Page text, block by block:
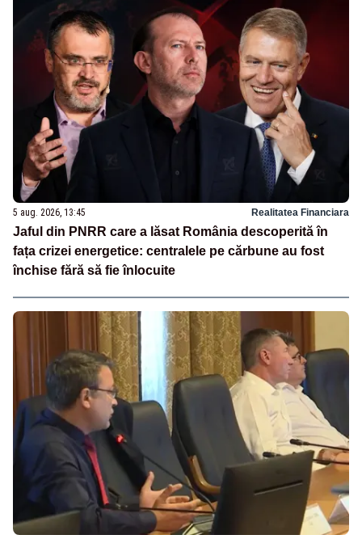
5 aug. 2026, 13:45 Realitatea Financiara
Jaful din PNRR care a lăsat România descoperită în
fața crizei energetice: centralele pe cărbune au fost
închise fără să fie înlocuite